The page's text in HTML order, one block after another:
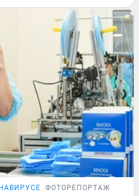
ФОТОРЕПОРТАЖ